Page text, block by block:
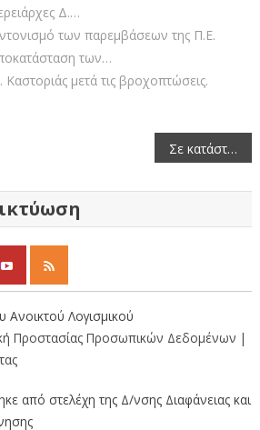
Δ.…
των παρεμβάσεων της Π.Ε.
των…
μετά τις βροχοπτώσεις.
Σε κατάσταση Έκτακτης Ανάγκης Πολιτικής Προστασίας οι Δημοτικές Ενότητες Γράμμου, Νεστορίου και Ακριτών του Δήμου Νεστορίου
Λογισμικού
Προστασίας Προσωπικών Δεδομένων |
από στελέχη της Δ/νσης Διαφάνειας και